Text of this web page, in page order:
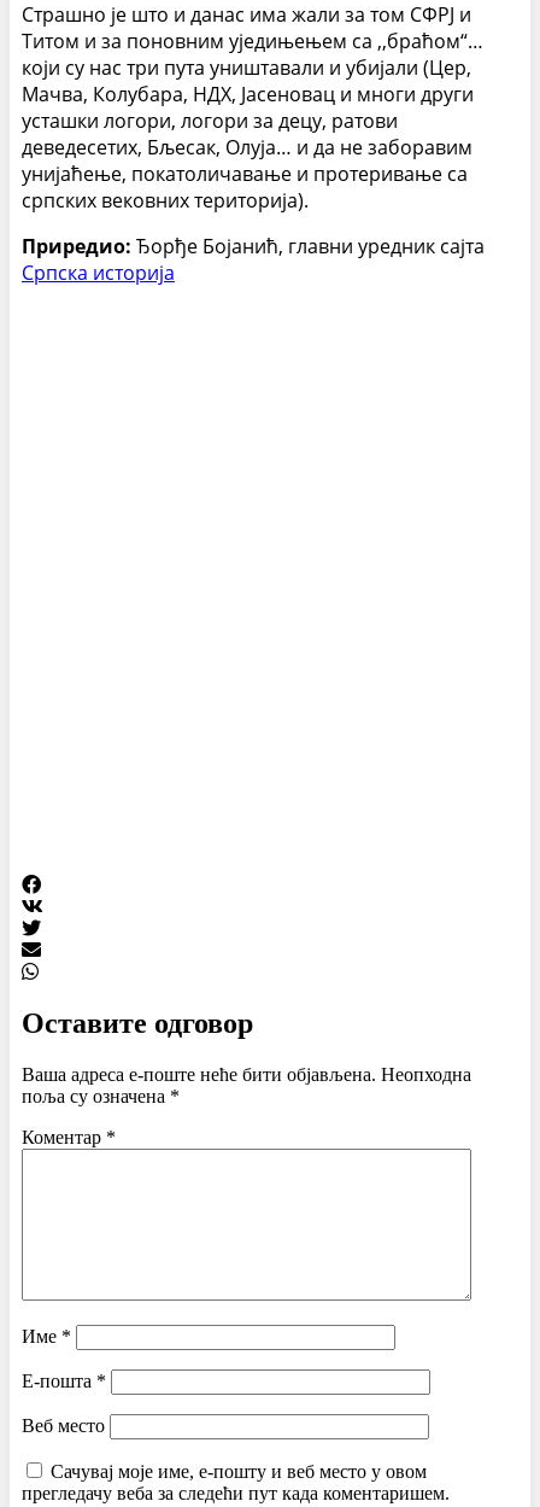
Страшно је што и данас има жали за том СФРЈ и
Титом и за поновним уједињењем са ,,браћом“…
који су нас три пута уништавали и убијали (Цер,
Мачва, Колубара, НДХ, Јасеновац и многи други
усташки логори, логори за децу, ратови
деведесетих, Бљесак, Олуја… и да не заборавим
унијаћење, покатоличавање и протеривање са
српских вековних територија).
Приредио: Ђорђе Бојанић, главни уредник сајта
Српска историја
Оставите одговор
Ваша адреса е-поште неће бити објављена. Неопходна
поља су означена *
Коментар *
Име *
Е-пошта *
Веб место
Сачувај моје име, е-пошту и веб место у овом
прегледачу веба за следећи пут када коментаришем.